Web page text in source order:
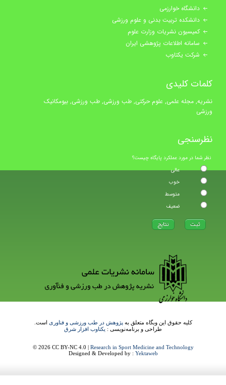
دانشگاه خوارزمی
دانشکده تربیت بدنی و علوم ورزشی
کمیسیون نشریات وزارت علوم
سامانه اطلاعات پژوهشی ایران
شرکت یکتاوب
کلمات کلیدی
نشریه, مجله علمی, علوم حرکتی, طب ورزشی, طب ورزشی, بیومکانیک
ورزشی
نظرسنجی
نظر شما در مورد عملکرد پایگاه چیست؟
عالی
خوب
متوسط
ضعیف
کلیه حقوق این وبگاه متعلق به پژوهش در طب ورزشی و فناوریاست.
طراحی و برنامه‌نویسی : یکتاوب افزار شرق
© 2026 CC BY-NC 4.0 |Research in Sport Medicine and Technology
Designed & Developed by :Yektaweb